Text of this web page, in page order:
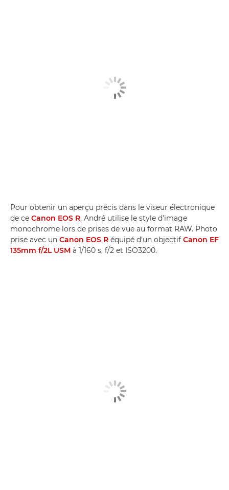
Pour obtenir un aperçu précis dans le viseur électronique
de ce Canon EOS R, André utilise le style d'image
monochrome lors de prises de vue au format RAW. Photo
prise avec un Canon EOS R équipé d'un objectif Canon EF
135mm f/2L USM à 1/160 s, f/2 et ISO3200.